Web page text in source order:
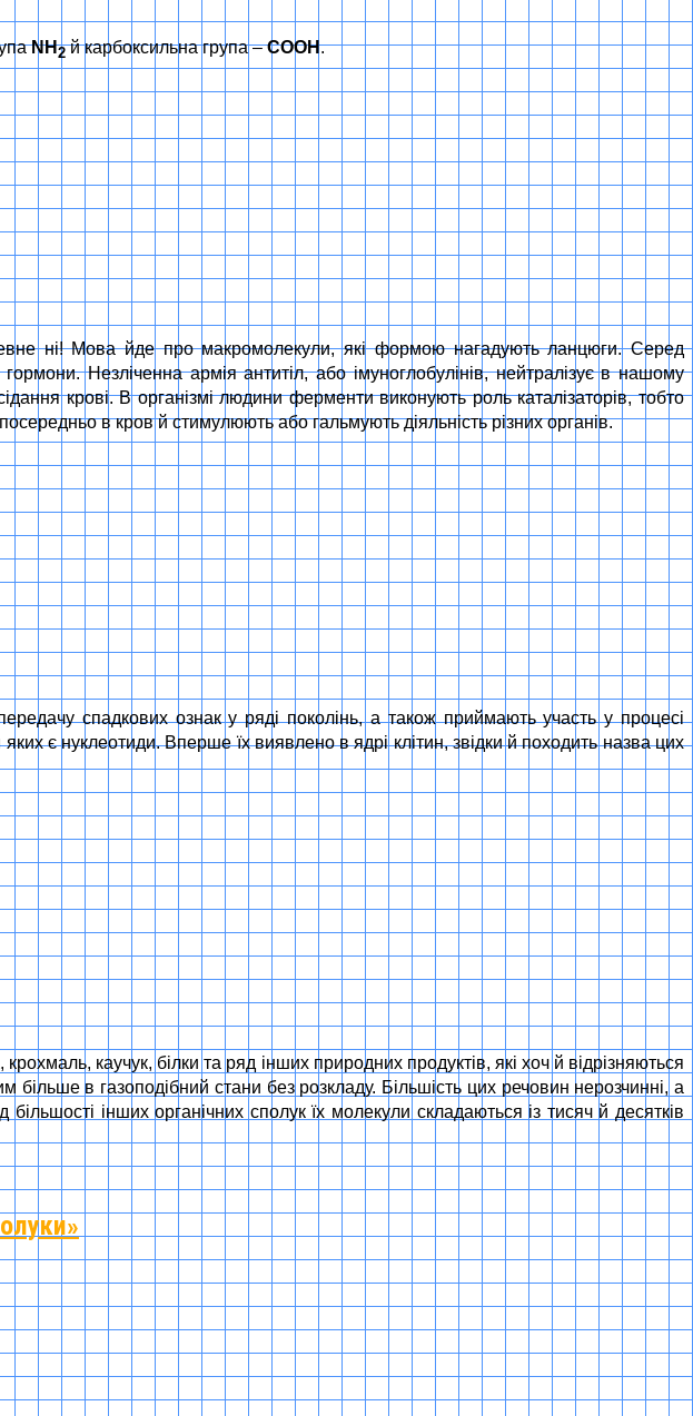
NH2й карбоксильна група –COOH.
ні! Мова йде про макромолекули, які формою нагадують ланцюги. Серед
Незліченна армія антитіл, або імуноглобулінів, нейтралізує в нашому
крові. В організмі людини ферменти виконують роль каталізаторів, тобто
в кров й стимулюють або гальмують діяльність різних органів.
спадкових ознак у ряді поколінь, а також приймають участь у процесі
є нуклеотиди. Вперше їх виявлено в ядрі клітин, звідки й походить назва цих
каучук, білки та ряд інших природних продуктів, які хоч й відрізняються
в газоподібний стани без розкладу. Більшість цих речовин нерозчинні, а
інших органічних сполук їх молекули складаються із тисяч й десятків